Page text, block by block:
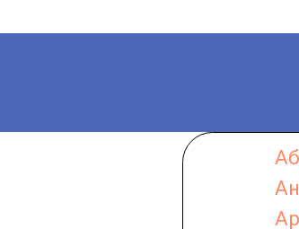
Нет
Барнаул